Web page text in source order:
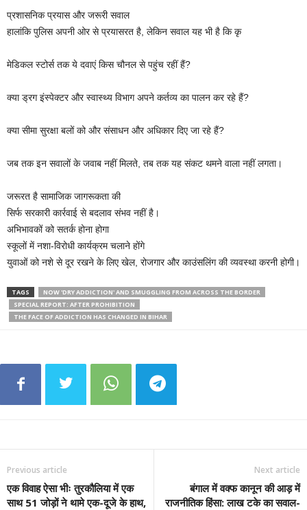
प्रशासनिक प्रयास और जरूरी सवाल
हालांकि पुलिस अपनी ओर से प्रयासरत है, लेकिन सवाल यह भी है कि कृ
मेडिकल स्टोर्स तक ये दवाएं किस चौनल से पहुंच रहीं हैं?
क्या ड्रग इंस्पेक्टर और स्वास्थ्य विभाग अपने कर्तव्य का पालन कर रहे हैं?
क्या सीमा सुरक्षा बलों को और संसाधन और अधिकार दिए जा रहे हैं?
जब तक इन सवालों के जवाब नहीं मिलते, तब तक यह संकट थमने वाला नहीं लगता।
जरूरत है सामाजिक जागरूकता की
सिर्फ सरकारी कार्रवाई से बदलाव संभव नहीं है।
अभिभावकों को सतर्क होना होगा
स्कूलों में नशा-विरोधी कार्यक्रम चलाने होंगे
युवाओं को नशे से दूर रखने के लिए खेल, रोजगार और काउंसलिंग की व्यवस्था करनी होगी।
TAGS
NOW 'DRY ADDICTION' AND SMUGGLING FROM ACROSS THE BORDER
SPECIAL REPORT: AFTER PROHIBITION
THE FACE OF ADDICTION HAS CHANGED IN BIHAR
Previous article
एक विवाह ऐसा भीः तुरकौलिया में एक
साथ 51 जोड़ों ने थामे एक-दूजे के हाथ,
Next article
बंगाल में वक्फ कानून की आड़ में
राजनीतिक हिंसा: लाख टके का सवाल-